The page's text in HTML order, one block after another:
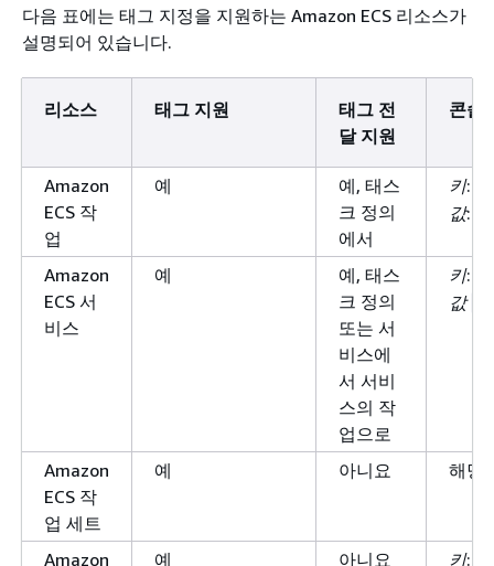
다음 표에는 태그 지정을 지원하는 Amazon ECS 리소스가
설명되어 있습니다.
리소스 태그 지원
태그 전
달 지원
콘솔
Amazon
ECS 작
업
예
예, 태스
크 정의
에서
키:
값:
Amazon
ECS 서
비스
예
예, 태스
크 정의
또는 서
비스에
서 서비
스의 작
업으로
키:
값
Amazon
ECS 작
업 세트
예 아니요 해당
Amazon 예 아니요 키: